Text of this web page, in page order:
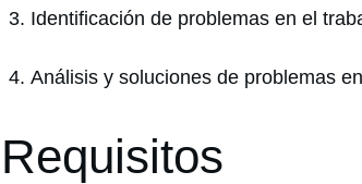
Identificación de problemas en el
Análisis y soluciones de problemas
Requisitos